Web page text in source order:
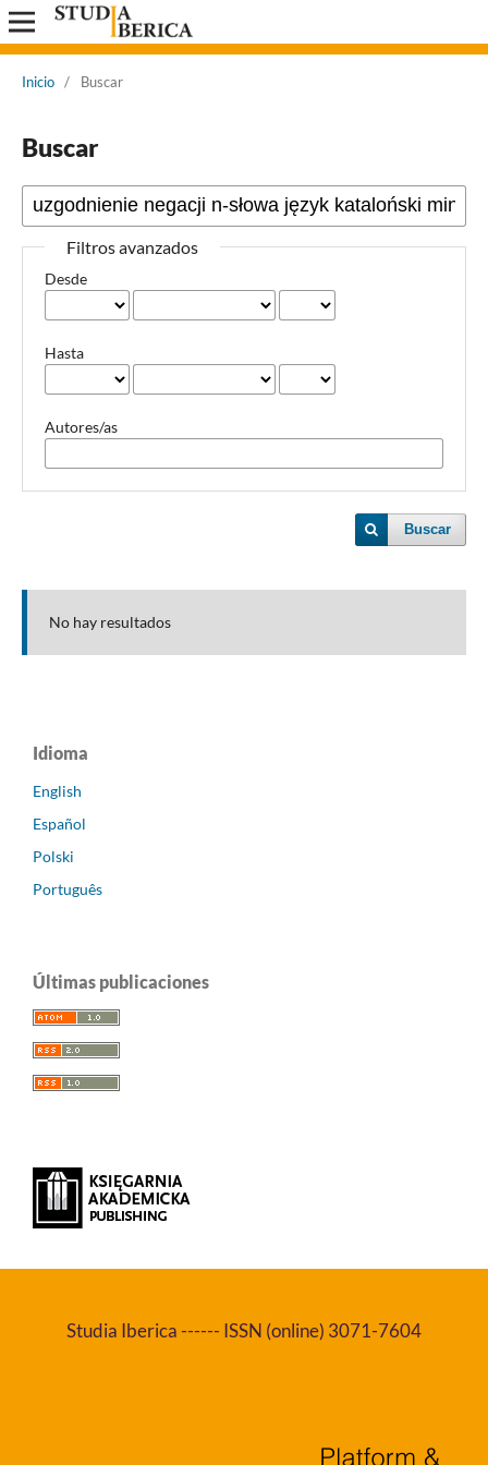
Inicio / Buscar
Buscar
Filtros avanzados
Desde
Hasta
Autores/as
Buscar
No hay resultados
Idioma
English
Español
Polski
Português
Últimas publicaciones
Studia Iberica ------ ISSN (online) 3071-7604